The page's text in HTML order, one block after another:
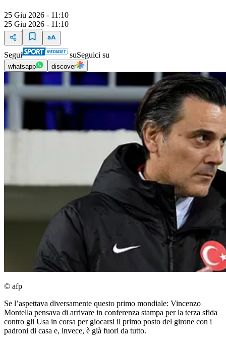
25 Giu 2026 - 11:10
25 Giu 2026 - 11:10
Segui suSeguici su
whatsapp discover
© afp
Se l’aspettava diversamente questo primo mondiale: Vincenzo
Montella pensava di arrivare in conferenza stampa per la terza sfida
contro gli Usa in corsa per giocarsi il primo posto del girone con i
padroni di casa e, invece, è già fuori da tutto.